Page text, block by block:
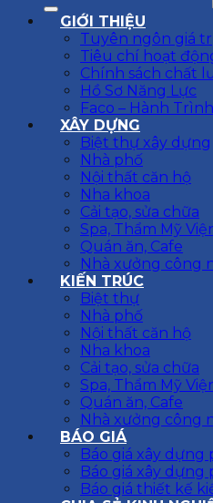
GIỚI THIỆU
Tuyên ngôn giá
Tiêu chí hoạt
Chính sách chất
Hồ Sơ Năng Lực
Faco – Hành
XÂY DỰNG
Biệt thự xây dựng
Nhà phố
Nội thất căn hộ
Nha khoa
Cải tạo, sửa chữa
Spa, Thẩm Mỹ
Quán ăn, Cafe
Nhà xưởng công
KIẾN TRÚC
Biệt thự
Nhà phố
Nội thất căn hộ
Nha khoa
Cải tạo, sửa chữa
Spa, Thẩm Mỹ
Quán ăn, Cafe
Nhà xưởng công
BÁO GIÁ
Báo giá xây dựng
Báo giá xây
Báo giá thiết kế